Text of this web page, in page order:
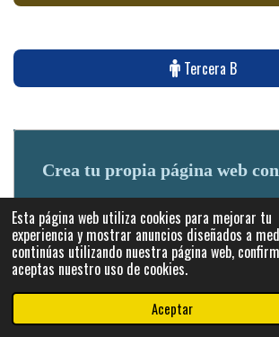
Esta página web utiliza cookies para mejorar tu
experiencia y mostrar anuncios diseñados a
continúas utilizando nuestra página web,
aceptas nuestro uso de cookies.
Aceptar
Tercera B
Crea tu propia página web con
Las fotografias y logotipos pueden estar protegidas
2025: Statics - by ISCRLopez APP_Stats_v5.103